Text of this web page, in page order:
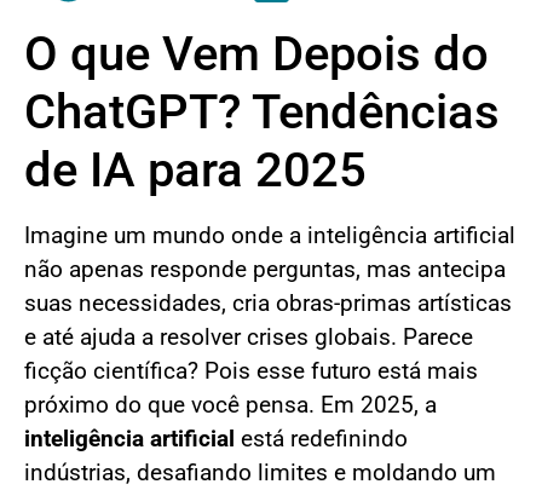
O que Vem Depois do
ChatGPT? Tendências
de IA para 2025
Imagine um mundo onde a inteligência artificial
não apenas responde perguntas, mas antecipa
suas necessidades, cria obras-primas artísticas
e até ajuda a resolver crises globais. Parece
ficção científica? Pois esse futuro está mais
próximo do que você pensa. Em 2025, a
inteligência artificial está redefinindo
indústrias, desafiando limites e moldando um